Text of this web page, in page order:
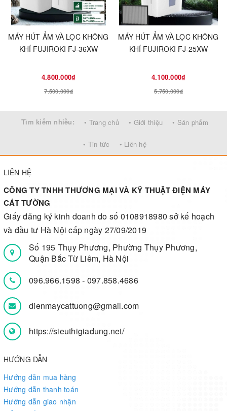
MÁY HÚT ẨM VÀ LỌC KHÔNG
KHÍ FUJIROKI FJ-36XW
4.800.000₫
7.500.000₫
MÁY HÚT ẨM VÀ LỌC KHÔNG
KHÍ FUJIROKI FJ-25XW
4.100.000₫
5.750.000₫
Tìm kiếm nhiều: • Trang chủ • Giới thiệu • Sản phẩm
• Tin tức • Liên hệ
LIÊN HỆ
CÔNG TY TNHH THƯƠNG MẠI VÀ KỸ THUẬT ĐIỆN MÁY
CÁT TƯỜNG
Giấy đăng ký kinh doanh do số 0108918980 sở kế hoạch
và đầu tư Hà Nội cấp ngày 27/09/2019
Số 195 Thụy Phương, Phường Thụy Phương,
Quận Bắc Từ Liêm, Hà Nội
096.966.1598- 097.858.4686
dienmaycattuong@gmail.com
https://sieuthigiadung.net/
HƯỚNG DẪN
Hướng dẫn mua hàng
Hướng dẫn thanh toán
Hướng dẫn giao nhận